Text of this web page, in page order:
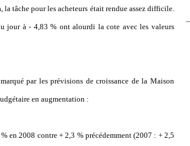
tâche pour les acheteurs était rendue assez difficile.
jour à - 4,83 % ont alourdi la cote avec les valeurs
par les prévisions de croissance de la Maison
en augmentation :
en 2008 contre + 2,3 % précédemment (2007 : + 2,5